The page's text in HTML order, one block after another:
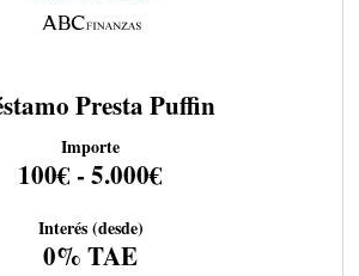
Presta Puffin
Importe
100€ - 5.000€
Interés (desde)
0% TAE